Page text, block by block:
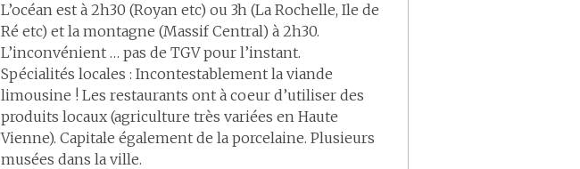
L’océan est à 2h30 (Royan etc) ou 3h (La Rochelle, Ile de
Ré etc) et la montagne (Massif Central) à 2h30.
L’inconvénient … pas de TGV pour l’instant.
Spécialités locales : Incontestablement la viande
limousine ! Les restaurants ont à coeur d’utiliser des
produits locaux (agriculture très variées en Haute
Vienne). Capitale également de la porcelaine. Plusieurs
musées dans la ville.